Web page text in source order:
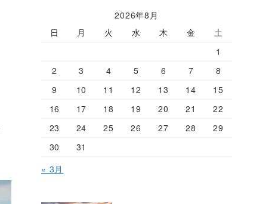
2026年8月
日
月 火 水 木 金
土
1
2
3 4 5 6 7
8
9
10 11 12 13 14
15
16
17 18 19 20 21
22
23
24 25 26 27 28
29
30
31
« 3月